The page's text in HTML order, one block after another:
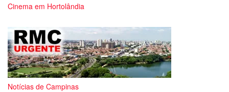
Cinema em Hortolândia
Notícias de Campinas